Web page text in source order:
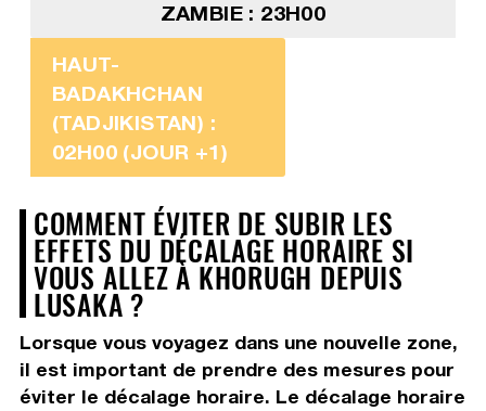
ZAMBIE : 23H00
HAUT-
BADAKHCHAN
(TADJIKISTAN) :
02H00 (JOUR +1)
COMMENT ÉVITER DE SUBIR LES
EFFETS DU DÉCALAGE HORAIRE SI
VOUS ALLEZ À KHORUGH DEPUIS
LUSAKA ?
Lorsque vous voyagez dans une nouvelle zone,
il est important de prendre des mesures pour
éviter le décalage horaire. Le décalage horaire